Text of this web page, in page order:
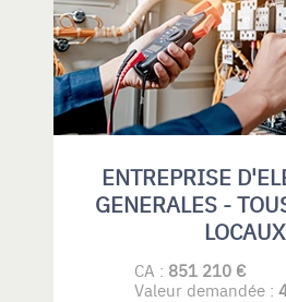
ENTREPRISE
GENERALES -
LOCAUX
CA : 851 210 €
Valeur demandée :